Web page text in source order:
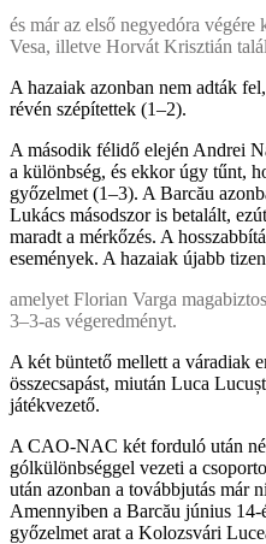
és már az első negyedóra
Vesa, illetve Horvát Krisztián
A hazaiak azonban nem adták
révén szépítettek (1–2).
A második félidő elején Andrei
a különbség, és ekkor úgy tűnt,
győzelmet (1–3). A Barcău
Lukács másodszor is betalált,
maradt a mérkőzés. A
események. A hazaiak újabb
amelyet Florian Varga
3–3-as végeredményt.
A két büntető mellett a váradiak
összecsapást, miután Luca
játékvezető.
A CAO-NAC két forduló után
gólkülönbséggel vezeti a
után azonban a továbbjutás már
Amennyiben a Barcău június
győzelmet arat a Kolozsvári